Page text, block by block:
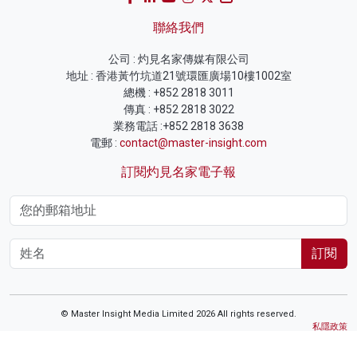
聯絡我們
公司 : 灼見名家傳媒有限公司
地址 : 香港黃竹坑道21號環匯廣場10樓1002室
總機 : +852 2818 3011
傳真 : +852 2818 3022
業務電話 :+852 2818 3638
電郵 : contact@master-insight.com
訂閱灼見名家電子報
訂閱
© Master Insight Media Limited 2026 All rights reserved.
私隱政策